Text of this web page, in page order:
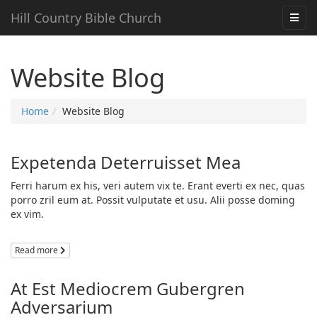
Hill Country Bible Church
Website Blog
Home Website Blog
Expetenda Deterruisset Mea
Ferri harum ex his, veri autem vix te. Erant everti ex nec, quas
porro zril eum at. Possit vulputate et usu. Alii posse doming
ex vim.
Read more
At Est Mediocrem Gubergren
Adversarium